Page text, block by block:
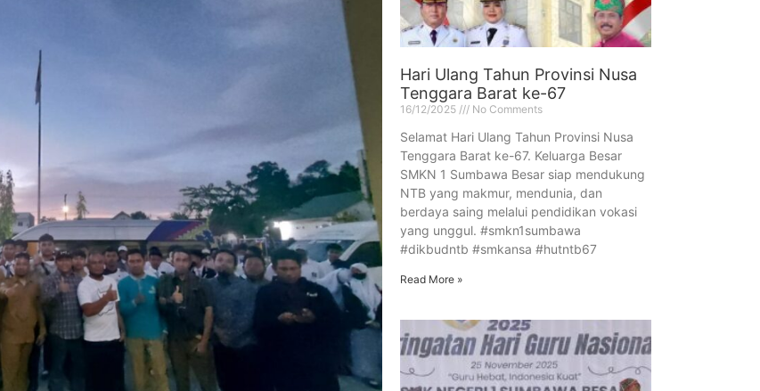
Hari Ulang Tahun Provinsi Nusa
Tenggara Barat ke-67
16/12/2025 No Comments
Selamat Hari Ulang Tahun Provinsi Nusa
Tenggara Barat ke-67. Keluarga Besar
SMKN 1 Sumbawa Besar siap mendukung
NTB yang makmur, mendunia, dan
berdaya saing melalui pendidikan vokasi
yang unggul. #smkn1sumbawa
#dikbudntb #smkansa #hutntb67
Read More »